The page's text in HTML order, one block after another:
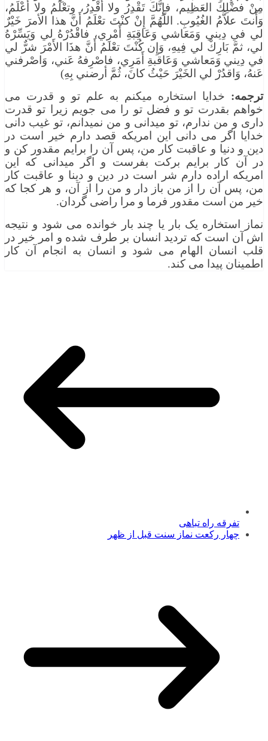
مِنْ فضْلِكَ العَظِيم، فإِنَّكَ تَقْدِرُ ولا أَقْدِرُ، وتعْلَمُ ولا أَعْلَمُ،
وَأَنتَ علاَّمُ الغُيُوبِ. اللَّهُمَّ إِنْ كنْتَ تعْلَمُ أَنَّ هذا الأمرَ خَيْرٌ
لي في دِيني وَمَعَاشي وَعَاقِبَةِ أَمْرِي، فاقْدُرْهُ لي وَيَسِّرْهُ
لي، ثمَّ بَارِكْ لي فِيهِ، وَإِن كُنْتَ تعْلمُ أَنَّ هذَا الأَمْرَ شرٌّ لي
في دِيني وَمَعاشي وَعَاقبةِ أَمَرِي، فاصْرِفهُ عَني، وَاصْرفني
عَنهُ، وَاقدُرْ لي الخَيْرَ حَيْثُ كانَ، ثُمَّ أرضني بِهِ)
ترجمه: خدایا استخاره میکنم به علم تو و قدرت می
خواهم بقدرت تو و فضل تو را می جویم زیرا تو قدرت
داری و من ندارم، تو میدانی و من نمیدانم، تو غیب دانی
خدایا اگر می دانی این امریکه قصد دارم خیر است در
دین و دنیا و عاقبت کار من، پس آن را برایم مقدور کن و
در آن کار برایم برکت بفرست و اگر میدانی که این
امریکه اراده دارم شر است در دین و دینا و عاقبت کار
من، پس آن را از من باز دار و من را از آن، و هر کجا که
خیر من است مقدور فرما و مرا راضی گردان.
نماز استخاره یک بار یا چند بار خوانده می شود و نتیجه
اش آن است که تردید انسان بر طرف شده و امر خیر در
قلب انسان الهام می شود و انسان به انجام آن کار
اطمینان پیدا می کند.
تفرقه راه تباهی
چهار رکعت نماز سنت قبل از ظهر